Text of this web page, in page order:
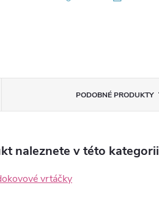
PODOBNÉ PRODUKTY
naleznete v této kategorii
vrtáčky